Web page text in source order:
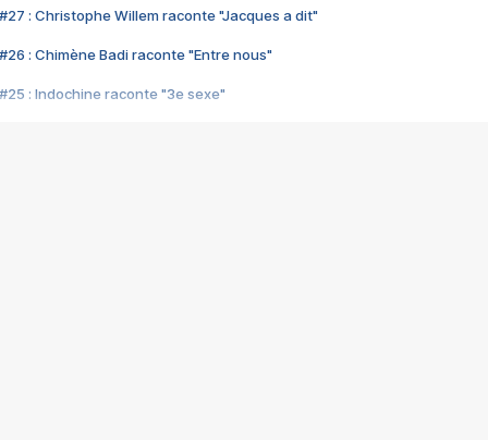
#27 : Christophe Willem raconte "Jacques a dit"
#26 : Chimène Badi raconte "Entre nous"
#25 : Indochine raconte "3e sexe"